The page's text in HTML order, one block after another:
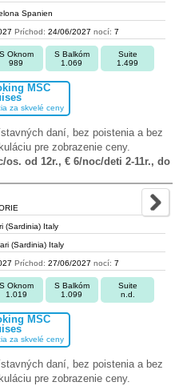
Spanien
Príchod: 24/06/2027 nocí: 7
S Oknom
989
S Balkóm
1.069
Suite
1.499
MSC
za skvelé ceny
daní, bez poistenia a bez
pre zobrazenie ceny.
od 12r., € 6/noc/deti 2-11r., do
(Sardinia) Italy
(Sardinia) Italy
Príchod: 27/06/2027 nocí: 7
S Oknom
1.019
S Balkóm
1.099
Suite
n.d.
MSC
za skvelé ceny
daní, bez poistenia a bez
pre zobrazenie ceny.